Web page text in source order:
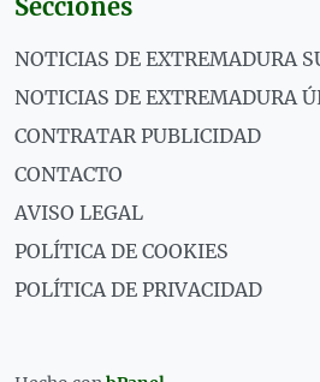
Secciones
NOTICIAS DE EXTREMADURA
NOTICIAS DE EXTREMADURA
CONTRATAR PUBLICIDAD
CONTACTO
AVISO LEGAL
POLÍTICA DE COOKIES
POLÍTICA DE PRIVACIDAD